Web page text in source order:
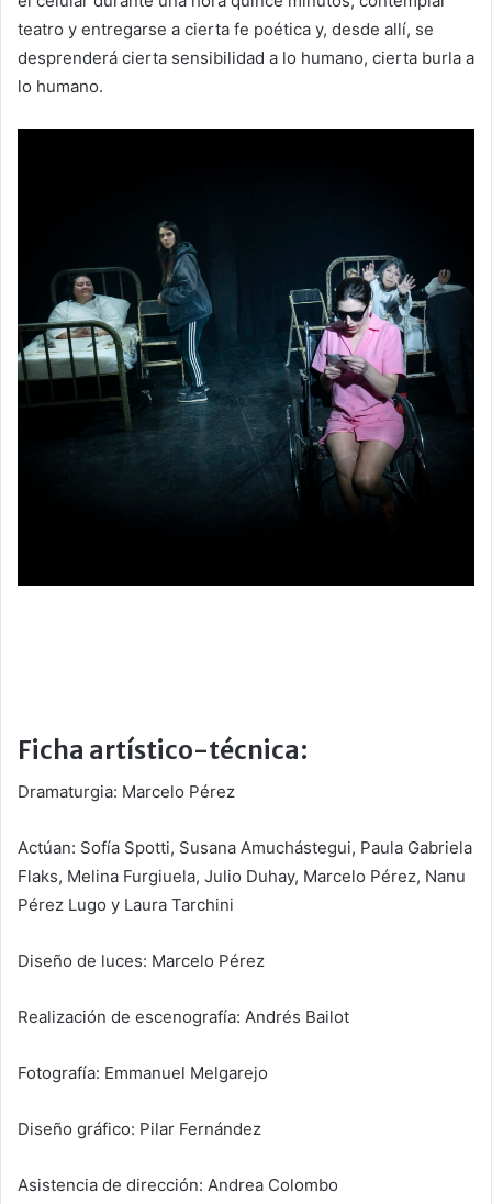
teatro y entregarse a cierta fe poética y, desde allí, se
desprenderá cierta sensibilidad a lo humano, cierta burla a
lo humano.
Ficha artístico-técnica:
Dramaturgia: Marcelo Pérez
Actúan: Sofía Spotti, Susana Amuchástegui, Paula Gabriela
Flaks, Melina Furgiuela, Julio Duhay, Marcelo Pérez, Nanu
Pérez Lugo y Laura Tarchini
Diseño de luces: Marcelo Pérez
Realización de escenografía: Andrés Bailot
Fotografía: Emmanuel Melgarejo
Diseño gráfico: Pilar Fernández
Asistencia de dirección: Andrea Colombo